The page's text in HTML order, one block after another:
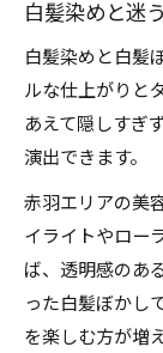
白髪染めと迷
白髪染めと白髪
ルな仕上がりと
あえて隠しすぎ
演出できます。
赤羽エリアの美
イライトやロー
ば、透明感のあ
った白髪ぼかし
を楽しむ方が増